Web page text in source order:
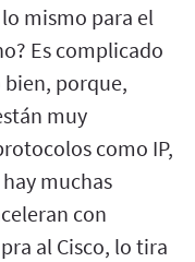
lo mismo para el
Es complicado
bien, porque,
muy
como IP,
hay muchas
con
al Cisco, lo tira